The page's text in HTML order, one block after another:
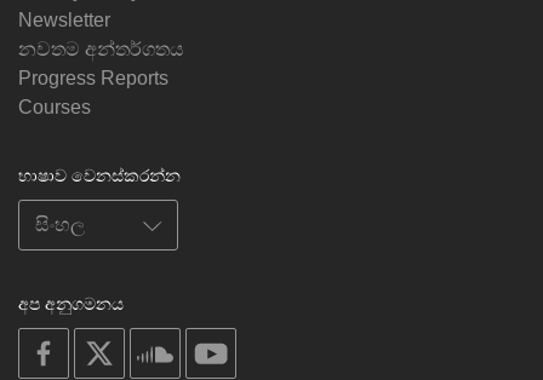
Newsletter
නවතම අන්තර්ගතය
Progress Reports
Courses
භාෂාව වෙනස්කරන්න
අප අනුගමනය
on
facebook
soundcloud